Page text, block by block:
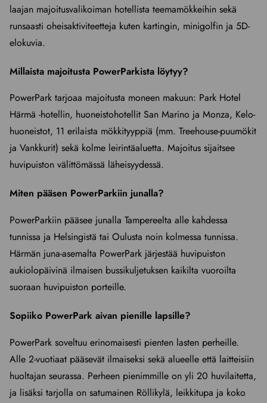
laajan majoitusvalikoiman hotellista teemamökkeihin sekä
runsaasti oheisaktiviteetteja kuten kartingin, minigolfin ja 5D-
elokuvia.
Millaista majoitusta PowerParkista löytyy?
PowerPark tarjoaa majoitusta moneen makuun: Park Hotel
Härmä -hotellin, huoneistohotellit San Marino ja Monza, Kelo-
huoneistot, 11 erilaista mökkityyppiä (mm. Treehouse-puumökit
ja Vankkurit) sekä kolme leirintäaluetta. Majoitus sijaitsee
huvipuiston välittömässä läheisyydessä.
Miten pääsen PowerParkiin junalla?
PowerParkiin pääsee junalla Tampereelta alle kahdessa
tunnissa ja Helsingistä tai Oulusta noin kolmessa tunnissa.
Härmän juna-asemalta PowerPark järjestää huvipuiston
aukiolopäivinä ilmaisen bussikuljetuksen kaikilta vuoroilta
suoraan huvipuiston porteille.
Sopiiko PowerPark aivan pienille lapsille?
PowerPark soveltuu erinomaisesti pienten lasten perheille.
Alle 2-vuotiaat pääsevät ilmaiseksi sekä alueelle että laitteisiin
huoltajan seurassa. Perheen pienimmille on yli 20 huvilaitetta,
ja lisäksi tarjolla on satumainen Röllikylä, leikkitupa ja koko